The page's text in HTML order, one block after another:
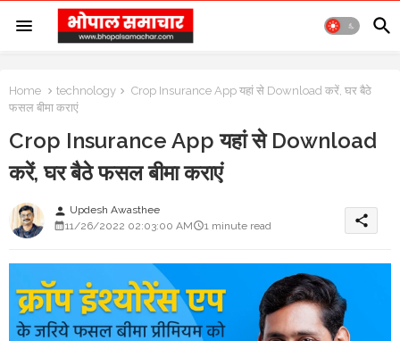
Home technology
Crop Insurance App यहां से Download करें, घर बैठे
फसल बीमा कराएं
Crop Insurance App यहां से Download
करें, घर बैठे फसल बीमा कराएं
person Updesh Awasthee
11/26/2022 02:03:00 AM
1 minute read share